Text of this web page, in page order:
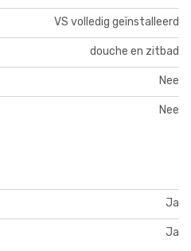
VS volledig geïnstalleerd
douche en zitbad
Nee
Nee
Ja
Ja